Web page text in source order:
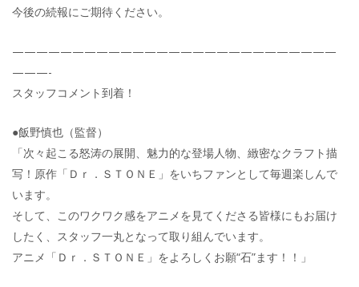
今後の続報にご期待ください。
———————————————————————————
———-
スタッフコメント到着！
●飯野慎也（監督）
「次々起こる怒涛の展開、魅力的な登場人物、緻密なクラフト描
写！原作「Ｄｒ．ＳＴＯＮＥ」をいちファンとして毎週楽しんで
います。
そして、このワクワク感をアニメを見てくださる皆様にもお届け
したく、スタッフ一丸となって取り組んでいます。
アニメ「Ｄｒ．ＳＴＯＮＥ」をよろしくお願“石”ます！！」